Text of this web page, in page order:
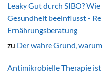
Darmdysbiose
–
das
sagt
die
Forschung
Leaky Gut durch SIBO?
Gesundheit beeinflusst -
Ernährungsberatung
zu Der wahre Grund,
Antimikrobielle Therapie